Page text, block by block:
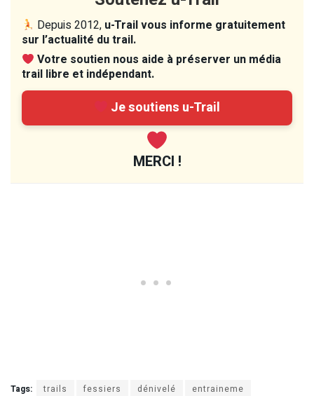
Depuis 2012, u-Trail vous informe gratuitement
sur l’actualité du trail.
Votre soutien nous aide à préserver un média
trail libre et indépendant.
Je soutiens u-Trail
MERCI !
Tags: trails fessiers dénivelé
entraineme